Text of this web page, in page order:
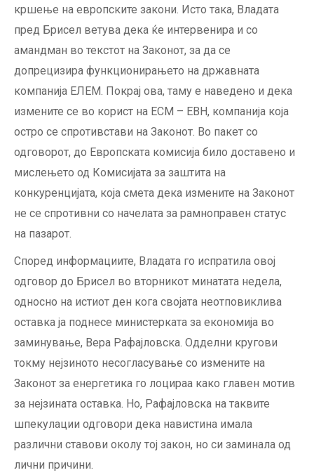
кршење на европските закони. Исто така, Владата
пред Брисел ветува дека ќе интервенира и со
амандман во текстот на Законот, за да се
допрецизира функционирањето на државната
компанија ЕЛЕМ. Покрај ова, таму е наведено и дека
измените се во корист на ЕСМ – ЕВН, компанија која
остро се спротивстави на Законот. Во пакет со
одговорот, до Европската комисија било доставено и
мислењето од Комисијата за заштита на
конкуренцијата, која смета дека измените на Законот
не се спротивни со начелата за рамноправен статус
на пазарот.
Според информациите, Владата го испратила овој
одговор до Брисел во вторникот минатата недела,
односно на истиот ден кога својата неотповиклива
оставка ја поднесе министерката за економија во
заминување, Вера Рафајловска. Одделни кругови
токму нејзиното несогласување со измените на
Законот за енергетика го лоцираа како главен мотив
за нејзината оставка. Но, Рафајловска на таквите
шпекулации одговори дека навистина имала
различни ставови околу тој закон, но си заминала од
лични причини.